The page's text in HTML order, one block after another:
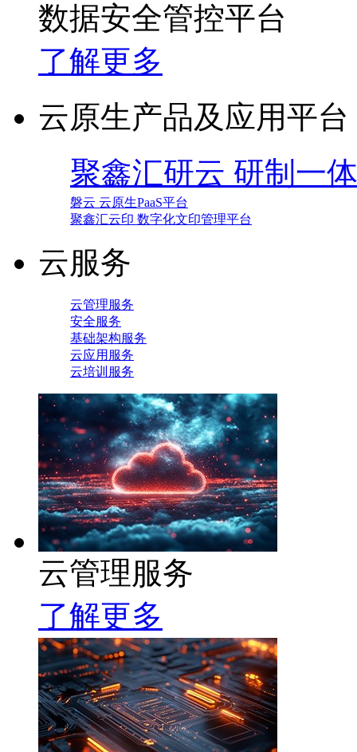
数据安全管控平台
了解更多
云原生产品及应用平台
聚鑫汇研云 研制一
磐云 云原生PaaS平台
聚鑫汇云印 数字化文印管理平台
云服务
云管理服务
安全服务
基础架构服务
云应用服务
云培训服务
云管理服务
了解更多